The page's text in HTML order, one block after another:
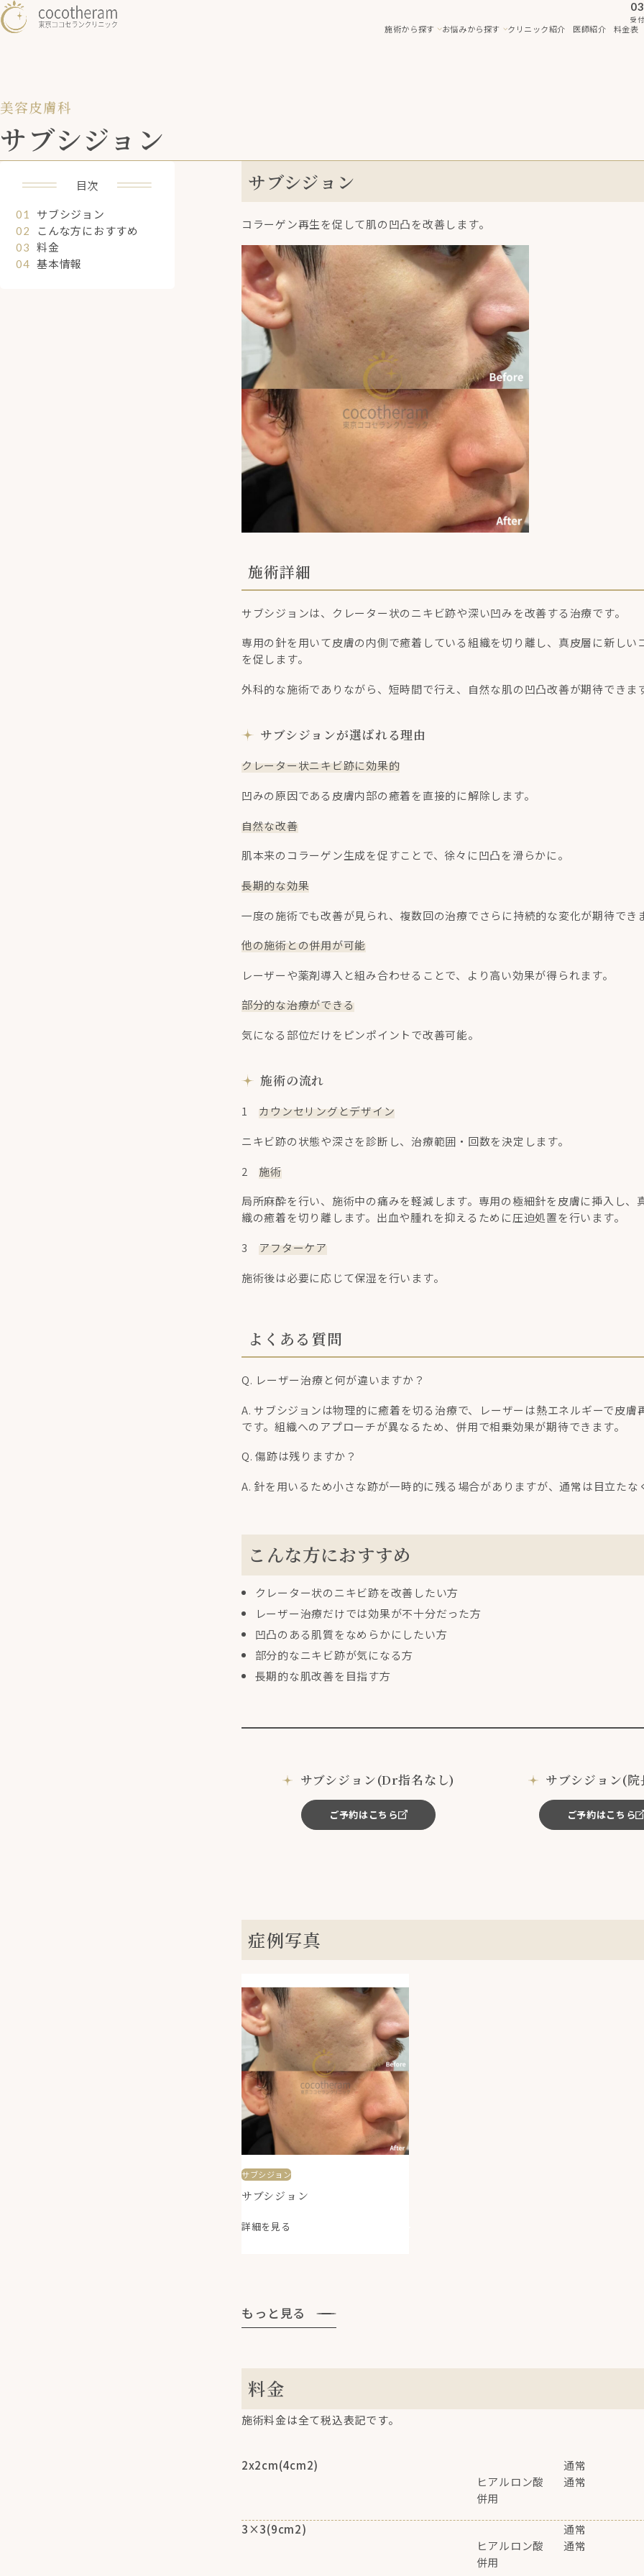
受
施術から探す お悩みから探す クリニック紹介 医師紹介 料金表
美容皮膚科
サブシジョン
目次
サブシジョン
こんな方におすすめ
料金
基本情報
サブシジョン
コラーゲン再生を促して肌の凹凸を改善します。
施術詳細
サブシジョンは、クレーター状のニキビ跡や深い凹みを改善する治療です。
専用の針を用いて皮膚の内側で癒着している組織を切り離し、真皮層に新しい
を促します。
外科的な施術でありながら、短時間で行え、自然な肌の凹凸改善が期待できま
サブシジョンが選ばれる理由
クレーター状ニキビ跡に効果的
凹みの原因である皮膚内部の癒着を直接的に解除します。
自然な改善
肌本来のコラーゲン生成を促すことで、徐々に凹凸を滑らかに。
長期的な効果
一度の施術でも改善が見られ、複数回の治療でさらに持続的な変化が期待でき
他の施術との併用が可能
レーザーや薬剤導入と組み合わせることで、より高い効果が得られます。
部分的な治療ができる
気になる部位だけをピンポイントで改善可能。
施術の流れ
1カウンセリングとデザイン
ニキビ跡の状態や深さを診断し、治療範囲・回数を決定します。
2施術
局所麻酔を行い、施術中の痛みを軽減します。専用の極細針を皮膚に挿入し、
織の癒着を切り離します。出血や腫れを抑えるために圧迫処置を行います。
3アフターケア
施術後は必要に応じて保湿を行います。
よくある質問
Q. レーザー治療と何が違いますか？
A. サブシジョンは物理的に癒着を切る治療で、レーザーは熱エネルギーで皮膚
です。組織へのアプローチが異なるため、併用で相乗効果が期待できます。
Q. 傷跡は残りますか？
A. 針を用いるため小さな跡が一時的に残る場合がありますが、通常は目立たな
こんな方におすすめ
クレーター状のニキビ跡を改善したい方
レーザー治療だけでは効果が不十分だった方
凹凸のある肌質をなめらかにしたい方
部分的なニキビ跡が気になる方
長期的な肌改善を目指す方
サブシジョン(Dr指名なし)
ご予約はこちら
サブシジョン(
ご予約はこちら
症例写真
サブシジョン
サブシジョン
詳細を見る
もっと見る
料金
施術料金は全て税込表記です。
2x2cm(4cm2)
通常
ヒアルロン酸
併用
通常
3×3(9cm2)
通常
ヒアルロン酸
併用
通常